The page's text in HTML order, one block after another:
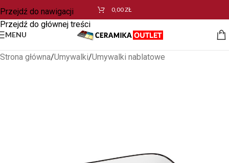
Przejdź do nawigacji
Przejdź do głównej treści
0,00ZŁ
MENU
Strona główna/Umywalki/Umywalki nablatowe